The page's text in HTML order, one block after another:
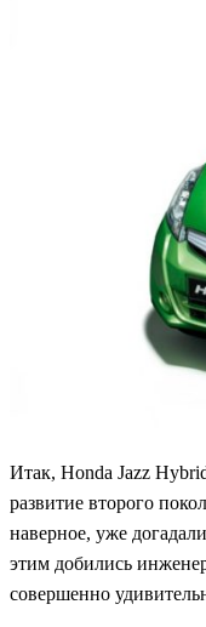
Итак, Honda Jazz
развитие второго
наверное, уже
этим добились
совершенно